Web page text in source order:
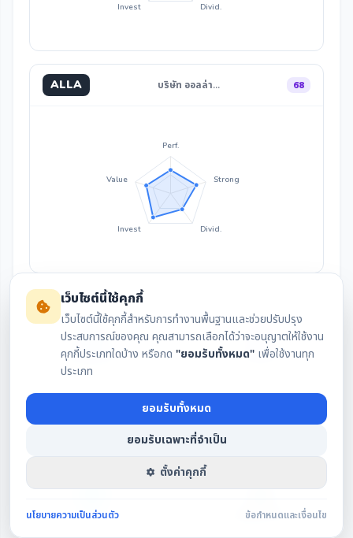
Divid.
Invest
ALLA บริษัท ออลล่า… 68
Perf.
Strong
Divid.
Invest
Value
สรุปงบล่าสุด กราฟราคา
IAA Consensus
DCA รายชื่อกรรมการ
เว็บไซต์นี้ใช้คุกกี้
เว็บไซต์นี้ใช้คุกกี้สำหรับการทำงานพื้นฐานและช่วยปรับปรุง
ประสบการณ์ของคุณ คุณสามารถเลือกได้ว่าจะอนุญาตให้ใช้งาน
คุกกี้ประเภทใดบ้าง หรือกด "ยอมรับทั้งหมด" เพื่อใช้งานทุก
ประเภท
ยอมรับทั้งหมด
ยอมรับเฉพาะที่จำเป็น
ตั้งค่าคุกกี้
นโยบายความเป็นส่วนตัว ข้อกำหนดและเงื่อนไข